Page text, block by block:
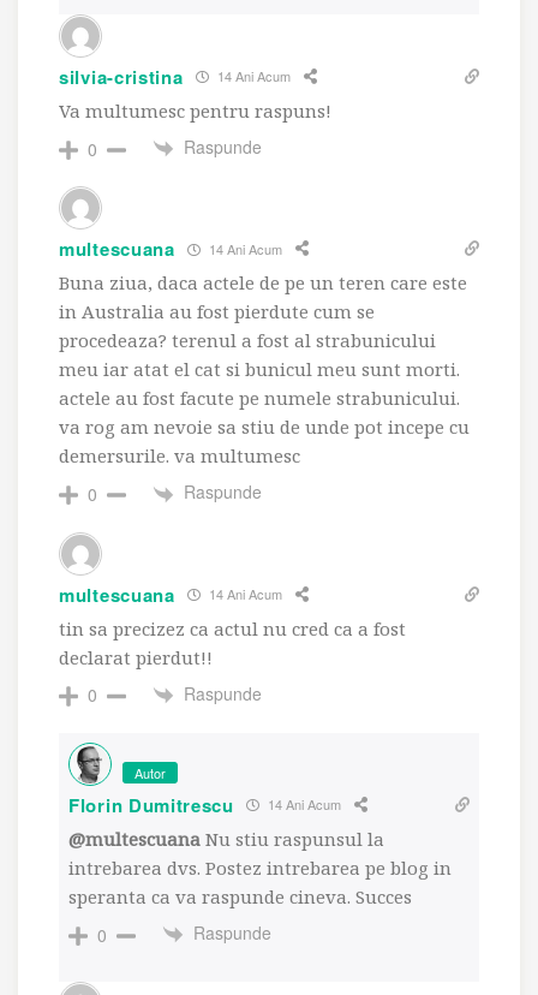
silvia-cristina 14 Ani Acum
Va multumesc pentru raspuns!
0
Raspunde
multescuana 14 Ani Acum
Buna ziua, daca actele de pe un teren care este
in Australia au fost pierdute cum se
procedeaza? terenul a fost al strabunicului
meu iar atat el cat si bunicul meu sunt morti.
actele au fost facute pe numele strabunicului.
va rog am nevoie sa stiu de unde pot incepe cu
demersurile. va multumesc
0
Raspunde
multescuana 14 Ani Acum
tin sa precizez ca actul nu cred ca a fost
declarat pierdut!!
0
Raspunde
Autor
Florin Dumitrescu 14 Ani Acum
@multescuana Nu stiu raspunsul la
intrebarea dvs. Postez intrebarea pe blog in
speranta ca va raspunde cineva. Succes
0
Raspunde